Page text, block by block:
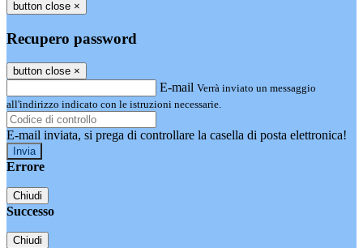
button close ×
Recupero password
button close ×
E-mail Verrà inviato un messaggio
all'indirizzo indicato con le istruzioni necessarie.
E-mail inviata, si prega di controllare la casella di posta elettronica!
Errore
Chiudi
Successo
Chiudi